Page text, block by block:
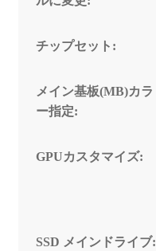
チップセット:
メイン基板(MB)カラ
ー指定:
GPUカスタマイズ:
SSD メインドライブ: